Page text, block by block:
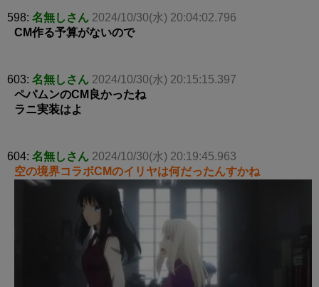
598: 名無しさん 2024/10/30(水) 20:04:02.796
CM作る予算がないので
603: 名無しさん 2024/10/30(水) 20:15:15.397
ペパムンのCM良かったね
ラニ実装はよ
604: 名無しさん 2024/10/30(水) 20:19:45.963
空の境界コラボCMのイリヤは何だったんすかね